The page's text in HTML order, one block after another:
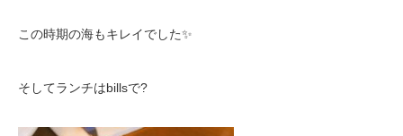
この時期の海もキレイでした✨
そしてランチはbillsで?